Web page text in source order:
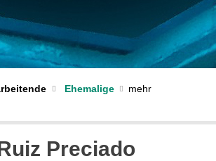
Ehemalige
Preciado